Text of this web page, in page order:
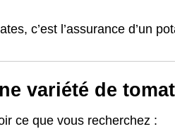
c’est l’assurance d’un
variété de
ce que vous recherchez :